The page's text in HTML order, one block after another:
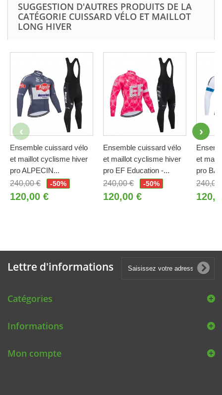
SUGGESTION D'AUTRES PRODUITS DE LA
CATÉGORIE CUISSARD VÉLO ET MAILLOT
LONG HIVER
Ensemble cuissard vélo
et maillot cyclisme hiver
pro ALPECIN...
240,00 €
-50%
120,00 €
Ensemble cuissard vélo
et maillot cyclisme hiver
pro EF Education -...
240,00 €
-50%
120,00 €
et
pro
240,00
Lettre d'informations
Catégories
Informations
Mon compte